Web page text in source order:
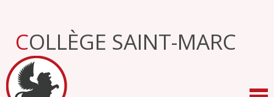
Aller
navigation
COLLÈGE SAINT-MARC